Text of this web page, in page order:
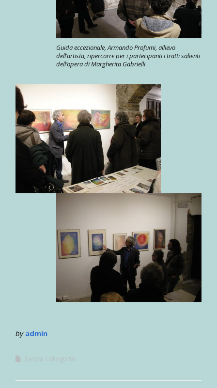
Guida eccezionale, Armando Profumi, allievo
dell’artista, ripercorre per i partecipanti i tratti salienti
dell’opera di Margherita Gabrielli
by admin
Senza categoria